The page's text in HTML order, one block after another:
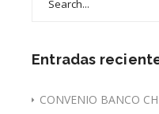
Entradas
CONVENIO BANCO